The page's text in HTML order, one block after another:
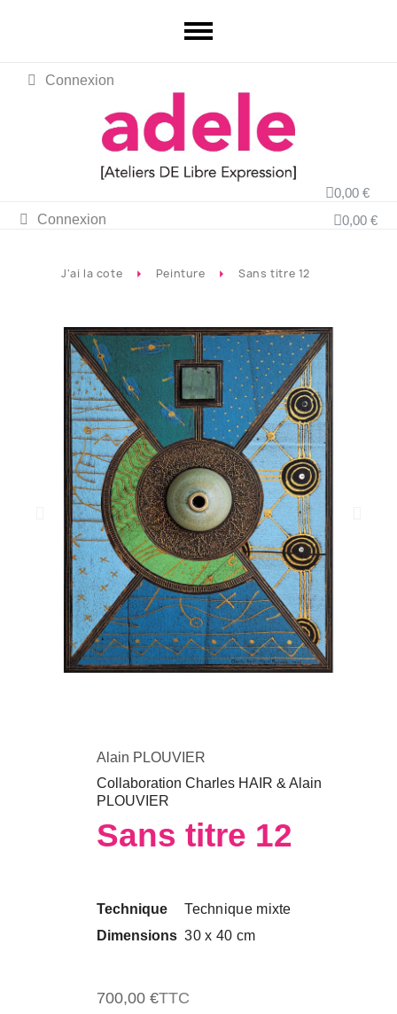
Connexion
0,00 €
Connexion
0,00 €
J'ai la cote Peinture Sans titre 12
Alain PLOUVIER
Collaboration Charles HAIR & Alain
PLOUVIER
Sans titre 12
Technique
Technique mixte
Dimensions 30 x 40 cm
700,00 €TTC